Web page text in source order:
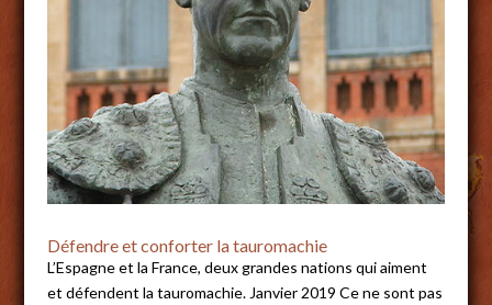
Défendre et conforter la tauromachie
L’Espagne et la France, deux grandes nations qui aiment
et défendent la tauromachie. Janvier 2019 Ce ne sont pas